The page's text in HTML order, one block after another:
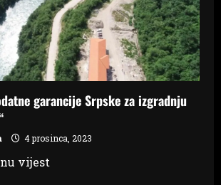
garancije Srpske za izgradnju
4 prosinca, 2023
vijest